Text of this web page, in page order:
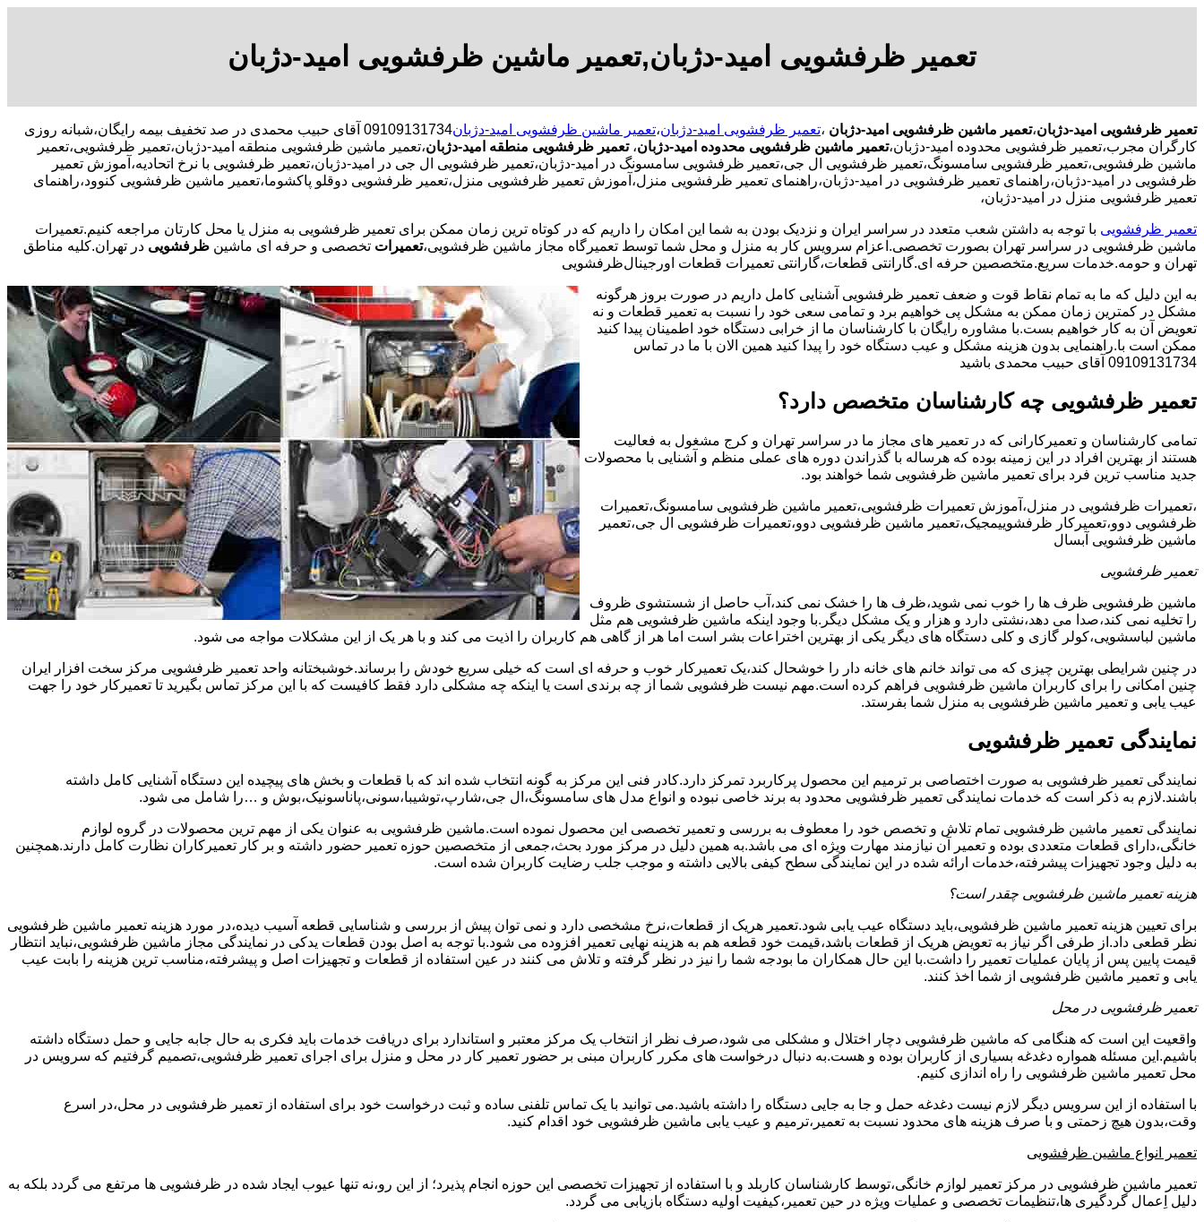
تعمیر ظرفشویی امید-دژبان,تعمیر ماشین ظرفشویی امید-دژبان
تعمیر ظرفشویی امید-دژبان،تعمیر ماشین ظرفشویی امید-دژبان ،تعمیر ظرفشویی امید-دژبان،تعمیر ماشین ظرفشویی امید-دژبان
09109131734 آقای حبیب محمدی در صد تخفیف بیمه رایگان،شبانه روزی
کارگران مجرب،تعمیر ظرفشویی محدوده امید-دژبان،تعمیر ماشین ظرفشویی محدوده امید-دژبان، تعمیر ظرفشویی منطقه امید-دژبان،تعمیر ماشین ظرفشویی منطقه امید-دژبان،تعمیر ظرفشویی،تعمیر
ماشین ظرفشویی،تعمیر ظرفشویی سامسونگ،تعمیر ظرفشویی ال جی،تعمیر ظرفشویی سامسونگ در امید-دژبان،تعمیر ظرفشویی ال جی در امید-دژبان،تعمیر ظرفشویی با نرخ اتحادیه،آموزش تعمیر
ظرفشویی در امید-دژبان،راهنمای تعمیر ظرفشویی در امید-دژبان،راهنمای تعمیر ظرفشویی منزل،آموزش تعمیر ظرفشویی منزل،تعمیر ظرفشویی دوقلو پاکشوما،تعمیر ماشین ظرفشویی کنوود،راهنمای
تعمیر ظرفشویی منزل در امید-دژبان،
تعمیر ظرفشویی با توجه به داشتن شعب متعدد در سراسر ایران و نزدیک بودن به شما این امکان را داریم که در کوتاه ترین زمان ممکن برای تعمیر ظرفشویی به منزل یا محل کارتان مراجعه کنیم.تعمیرات
ماشین ظرفشویی در سراسر تهران بصورت تخصصی.اعزام سرویس کار به منزل و محل شما توسط تعمیرگاه مجاز ماشین ظرفشویی،تعمیرات تخصصی و حرفه ای ماشین ظرفشویی در تهران.کلیه مناطق
تهران و حومه.خدمات سریع.متخصصین حرفه ای.گارانتی قطعات،گارانتی تعمیرات قطعات اورجینالظرفشویی
به این دلیل که ما به تمام نقاط قوت و ضعف تعمیر ظرفشویی آشنایی کامل داریم در صورت بروز هرگونه
مشکل در کمترین زمان ممکن به مشکل پی خواهیم برد و تمامی سعی خود را نسبت به تعمیر قطعات و نه
تعویض آن به کار خواهیم بست.با مشاوره رایگان با کارشناسان ما از خرابی دستگاه خود اطمینان پیدا کنید
ممکن است با.راهنمایی بدون هزینه مشکل و عیب دستگاه خود را پیدا کنید همین الان با ما در تماس
09109131734 آقای حبیب محمدی باشید
تعمیر ظرفشویی چه کارشناسان متخصص دارد؟
تمامی کارشناسان و تعمیرکارانی که در تعمیر های مجاز ما در سراسر تهران و کرج مشغول به فعالیت
هستند از بهترین افراد در این زمینه بوده که هرساله با گذراندن دوره های عملی منظم و آشنایی با محصولات
جدید مناسب ترین فرد برای تعمیر ماشین ظرفشویی شما خواهند بود.
،تعمیرات ظرفشویی در منزل،آموزش تعمیرات ظرفشویی،تعمیر ماشین ظرفشویی سامسونگ،تعمیرات
ظرفشویی دوو،تعمیرکار ظرفشوییمجیک،تعمیر ماشین ظرفشویی دوو،تعمیرات ظرفشویی ال جی،تعمیر
ماشین ظرفشویی آبسال
تعمیر ظرفشویی
ماشین ظرفشویی ظرف ها را خوب نمی شوید،ظرف ها را خشک نمی کند،آب حاصل از شستشوی ظروف
را تخلیه نمی کند،صدا می دهد،نشتی دارد و هزار و یک مشکل دیگر.با وجود اینکه ماشین ظرفشویی هم مثل
ماشین لباسشویی،کولر گازی و کلی دستگاه های دیگر یکی از بهترین اختراعات بشر است اما هر از گاهی هم کاربران را اذیت می کند و با هر یک از این مشکلات مواجه می شود.
در چنین شرایطی بهترین چیزی که می تواند خانم های خانه دار را خوشحال کند،یک تعمیرکار خوب و حرفه ای است که خیلی سریع خودش را برساند.خوشبختانه واحد تعمیر ظرفشویی مرکز سخت افزار ایران
چنین امکانی را برای کاربران ماشین ظرفشویی فراهم کرده است.مهم نیست ظرفشویی شما از چه برندی است یا اینکه چه مشکلی دارد فقط کافیست که با این مرکز تماس بگیرید تا تعمیرکار خود را جهت
عیب یابی و تعمیر ماشین ظرفشویی به منزل شما بفرستد.
نمایندگی تعمیر ظرفشویی
نمایندگی تعمیر ظرفشویی به صورت اختصاصی بر ترمیم این محصول پرکاربرد تمرکز دارد.کادر فنی این مرکز به گونه انتخاب شده اند که با قطعات و بخش های پیچیده این دستگاه آشنایی کامل داشته
باشند.لازم به ذکر است که خدمات نمایندگی تعمیر ظرفشویی محدود به برند خاصی نبوده و انواع مدل های سامسونگ،ال جی،شارپ،توشیبا،سونی،پاناسونیک،بوش و …را شامل می شود.
نمایندگی تعمیر ماشین ظرفشویی تمام تلاش و تخصص خود را معطوف به بررسی و تعمیر تخصصی این محصول نموده است.ماشین ظرفشویی به عنوان یکی از مهم ترین محصولات در گروه لوازم
خانگی،دارای قطعات متعددی بوده و تعمیر آن نیازمند مهارت ویژه ای می باشد.به همین دلیل در مرکز مورد بحث،جمعی از متخصصین حوزه تعمیر حضور داشته و بر کار تعمیرکاران نظارت کامل دارند.همچنین
به دلیل وجود تجهیزات پیشرفته،خدمات ارائه شده در این نمایندگی سطح کیفی بالایی داشته و موجب جلب رضایت کاربران شده است.
هزینه تعمیر ماشین ظرفشویی چقدر است؟
برای تعیین هزینه تعمیر ماشین ظرفشویی،باید دستگاه عیب یابی شود.تعمیر هریک از قطعات،نرخ مشخصی دارد و نمی توان پیش از بررسی و شناسایی قطعه آسیب دیده،در مورد هزینه تعمیر ماشین ظرفشویی
نظر قطعی داد.از طرفی اگر نیاز به تعویض هریک از قطعات باشد،قیمت خود قطعه هم به هزینه نهایی تعمیر افزوده می شود.با توجه به اصل بودن قطعات یدکی در نمایندگی مجاز ماشین ظرفشویی،نباید انتظار
قیمت پایین پس از پایان عملیات تعمیر را داشت.با این حال همکاران ما بودجه شما را نیز در نظر گرفته و تلاش می کنند در عین استفاده از قطعات و تجهیزات اصل و پیشرفته،مناسب ترین هزینه را بابت عیب
یابی و تعمیر ماشین ظرفشویی از شما اخذ کنند.
تعمیر ظرفشویی در محل
واقعیت این است که هنگامی که ماشین ظرفشویی دچار اختلال و مشکلی می شود،صرف نظر از انتخاب یک مرکز معتبر و استاندارد برای دریافت خدمات باید فکری به حال جابه جایی و حمل دستگاه داشته
باشیم.این مسئله همواره دغدغه بسیاری از کاربران بوده و هست.به دنبال درخواست های مکرر کاربران مبنی بر حضور تعمیر کار در محل و منزل برای اجرای تعمیر ظرفشویی،تصمیم گرفتیم که سرویس در
محل تعمیر ماشین ظرفشویی را راه اندازی کنیم.
با استفاده از این سرویس دیگر لازم نیست دغدغه حمل و جا به جایی دستگاه را داشته باشید.می توانید با یک تماس تلفنی ساده و ثبت درخواست خود برای استفاده از تعمیر ظرفشویی در محل،در اسرع
وقت،بدون هیچ زحمتی و با صرف هزینه های محدود نسبت به تعمیر،ترمیم و عیب یابی ماشین ظرفشویی خود اقدام کنید.
تعمیر انواع ماشین ظرفشویی
تعمیر ماشین ظرفشویی در مرکز تعمیر لوازم خانگی،توسط کارشناسان کاربلد و با استفاده از تجهیزات تخصصی این حوزه انجام پذیرد؛ از این رو،نه تنها عیوب ایجاد شده در ظرفشویی ها مرتفع می گردد بلکه به
دلیل اِعمال گردگیری ها،تنظیمات تخصصی و عملیات ویژه در حین تعمیر،کیفیت اولیه دستگاه بازیابی می گردد.